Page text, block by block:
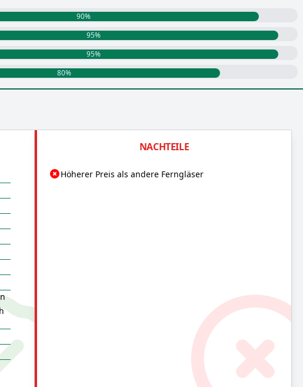
90%
95%
95%
80%
NACHTEILE
Höherer Preis als andere Ferngläser